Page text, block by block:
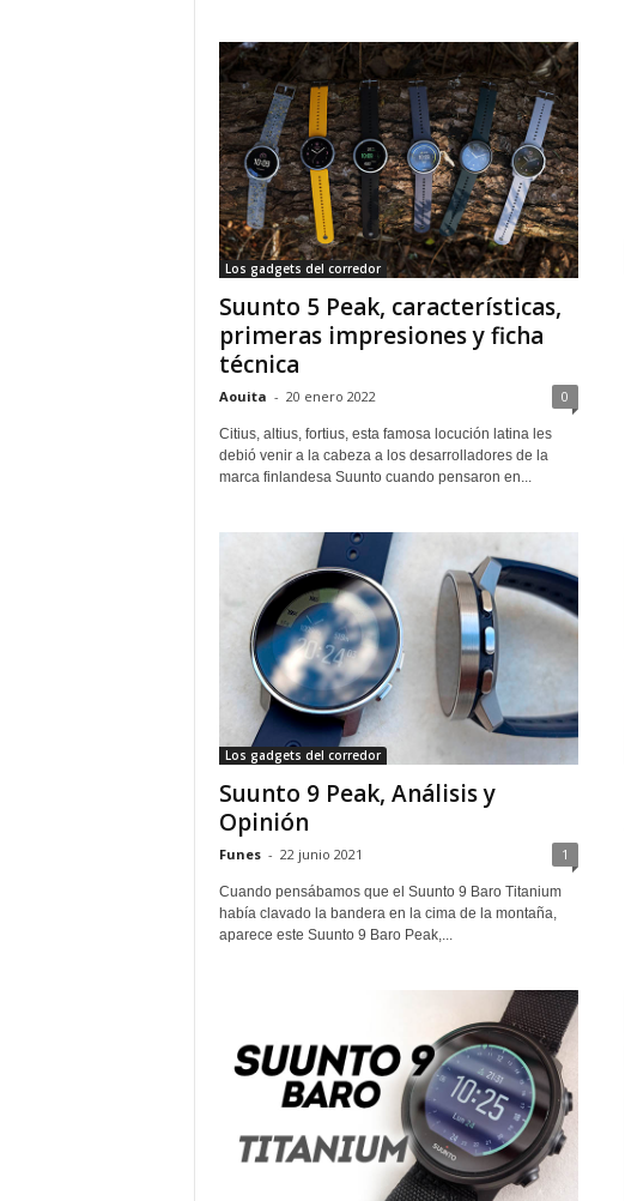
Los gadgets del corredor
Suunto 5 Peak, características,
primeras impresiones y ficha
técnica
Aouita - 20 enero 2022 0
Citius, altius, fortius, esta famosa locución latina les
debió venir a la cabeza a los desarrolladores de la
marca finlandesa Suunto cuando pensaron en...
Los gadgets del corredor
Suunto 9 Peak, Análisis y
Opinión
Funes - 22 junio 2021 1
Cuando pensábamos que el Suunto 9 Baro Titanium
había clavado la bandera en la cima de la montaña,
aparece este Suunto 9 Baro Peak,...